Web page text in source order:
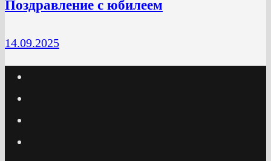
Поздравление с юбилеем
14.09.2025